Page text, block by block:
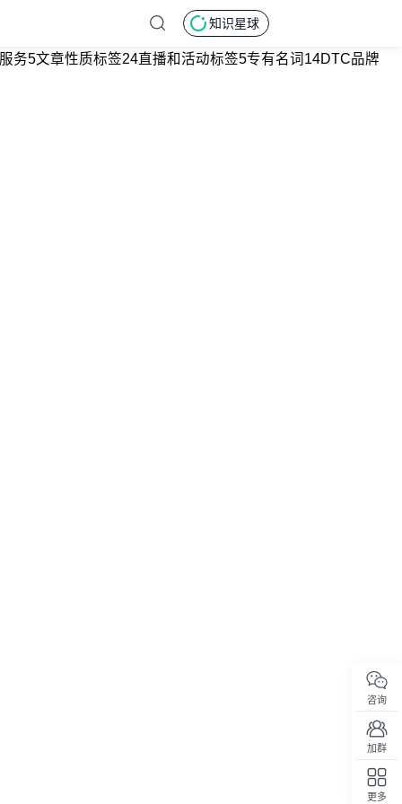
知识星球
务5文章性质标签24直播和活动标签5专有名词 14DTC品牌
咨询
加群
更多